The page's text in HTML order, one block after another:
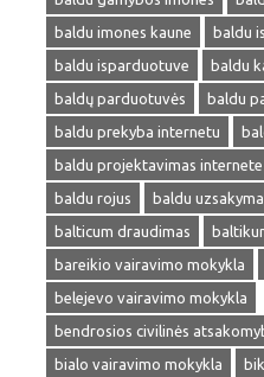
baldu imones kaune
baldu
baldu isparduotuve
baldu
baldų parduotuvės
baldu
baldu prekyba internetu
baldu projektavimas internete
baldu rojus
baldu
balticum draudimas
bareikio vairavimo mokykla
belejevo vairavimo mokykla
bendrosios civilinės
bialo vairavimo mokykla